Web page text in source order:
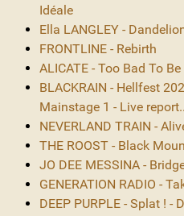
Idéale
Ella LANGLEY -
FRONTLINE - Rebirth
ALICATE - Too Bad To
BLACKRAIN - Hellfest
Mainstage 1 - Live
NEVERLAND TRAIN -
THE ROOST - Black
JO DEE MESSINA -
GENERATION RADIO -
DEEP PURPLE - Splat ! -